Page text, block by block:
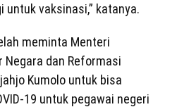
vaksinasi,” katanya.
meminta Menteri
Negara dan Reformasi
Kumolo untuk bisa
19 untuk pegawai negeri